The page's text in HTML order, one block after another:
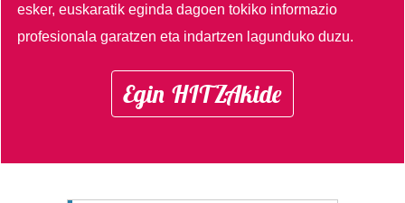
esker, euskaratik eginda dagoen tokiko informazio
profesionala garatzen eta indartzen lagunduko duzu.
Egin HITZAkide